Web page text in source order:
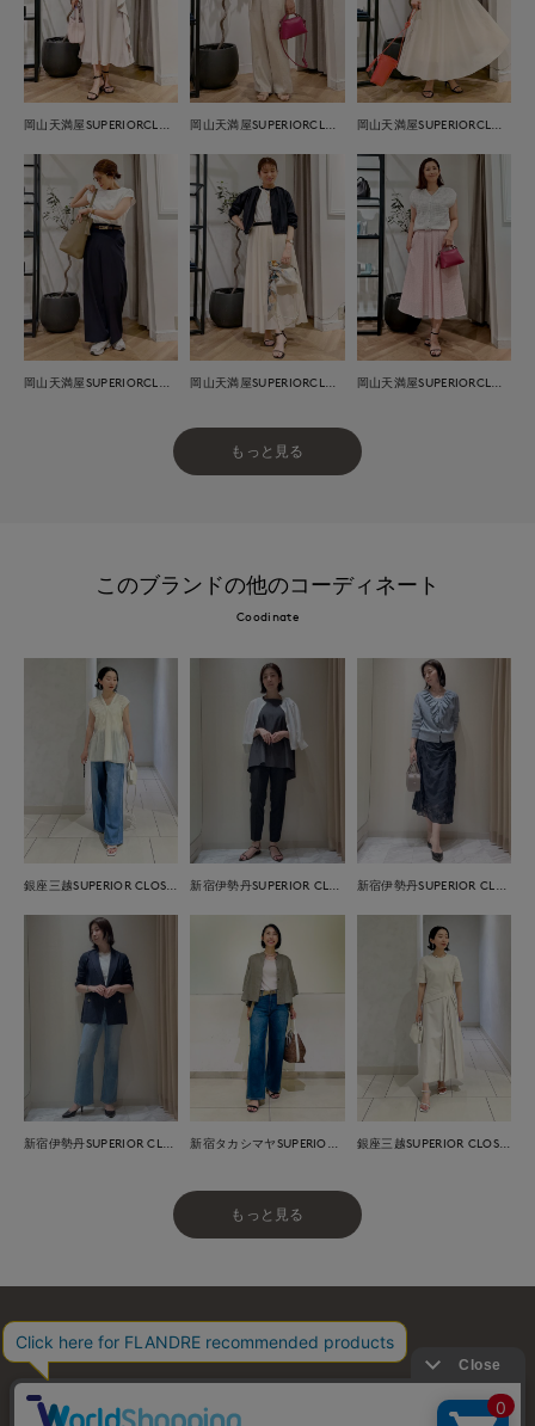
もっと見る
このブランドの他のコーディネート
Coodinate
もっと見る
お問い合わせ 利用規約 プライバシーポリシー